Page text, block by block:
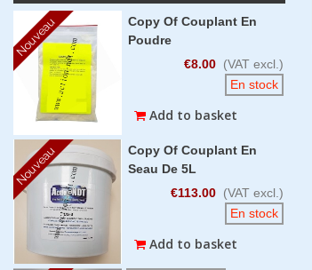
Nouveau
Copy Of Couplant En
Poudre
€8.00 (VAT excl.)
En stock
Add to basket
Nouveau
Copy Of Couplant En
Seau De 5L
€113.00 (VAT excl.)
En stock
Add to basket